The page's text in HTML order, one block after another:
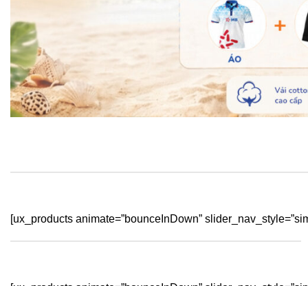
[ux_products animate=”bounceInDown”